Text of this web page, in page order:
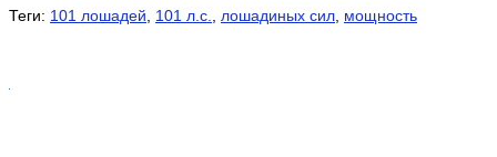
Теги: 101 лошадей 101 л.с. лошадиных сил мощность